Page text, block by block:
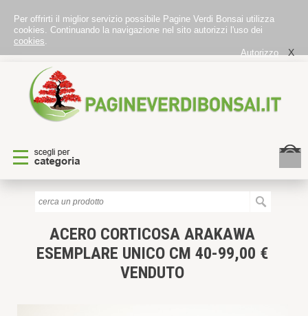
Per offrirti il miglior servizio possibile Pagine Verdi Bonsai utilizza
cookies. Continuando la navigazione nel sito autorizzi l'uso dei
cookies.
Autorizzo
X
ACERO CORTICOSA ARAKAWA
ESEMPLARE UNICO CM 40-99,00 €
VENDUTO